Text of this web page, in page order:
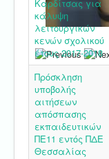
Καρδίτσας για
κάλυψη
λειτουργικών
κενών σχολικού
έτους 2017-2018
Πρόσκληση
υποβολής
αιτήσεων
απόσπασης
εκπαιδευτικών
ΠΕ11 εντός ΠΔΕ
Θεσσαλίας